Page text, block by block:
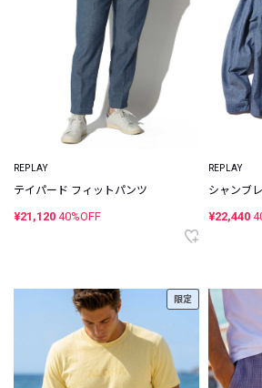
REPLAY
テイパード フィットパンツ
¥21,120 40%OFF
REPLAY
シャンブ
¥22,440
限定